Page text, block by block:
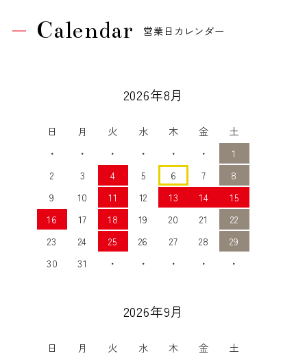
Calendar 営業日カレンダー
2026年8月
日 月 火 水 木 金
土
・
・ ・ ・ ・ ・
1
2
3 4 5 6 7
8
9
10 11 12 13 14
15
16
17 18 19 20 21
22
23
24 25 26 27 28
29
30
31 ・ ・ ・ ・ ・
2026年9月
日 月 火 水 木 金
土